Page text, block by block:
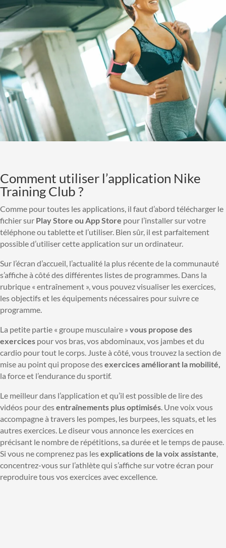
Comment utiliser l’application Nike
Training Club ?
Comme pour toutes les applications, il faut d’abord télécharger le
fichier sur Play Store ou App Store pour l’installer sur votre
téléphone ou tablette et l’utiliser. Bien sûr, il est parfaitement
possible d’utiliser cette application sur un ordinateur.
Sur l’écran d’accueil, l’actualité la plus récente de la communauté
s’affiche à côté des différentes listes de programmes. Dans la
rubrique « entraînement », vous pouvez visualiser les exercices,
les objectifs et les équipements nécessaires pour suivre ce
programme.
La petite partie « groupe musculaire » vous propose des
exercices pour vos bras, vos abdominaux, vos jambes et du
cardio pour tout le corps. Juste à côté, vous trouvez la section de
mise au point qui propose desexercices améliorant la mobilité,
la force et l’endurance du sportif.
Le meilleur dans l’application et qu’il est possible de lire des
vidéos pour desentraînements plus optimisés. Une voix vous
accompagne à travers les pompes, les burpees, les squats, et les
autres exercices. Le diseur vous annonce les exercices en
précisant le nombre de répétitions, sa durée et le temps de pause.
Si vous ne comprenez pas lesexplications de la voix assistante,
concentrez-vous sur l’athlète qui s’affiche sur votre écran pour
reproduire tous vos exercices avec excellence.